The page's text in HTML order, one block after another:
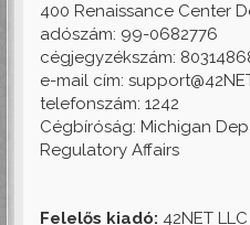
400 Renaissance Center
adószám: 99-0682776
cégjegyzékszám:
e-mail cím:
telefonszám: 1242
Cégbíróság: Michigan
Regulatory Affairs
Felelős kiadó: 42NET LLC